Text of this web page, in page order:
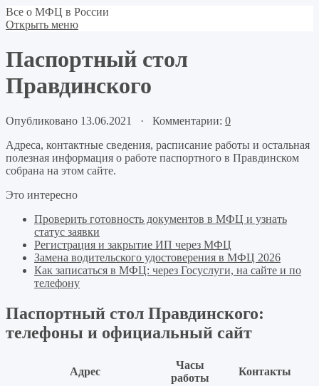
Все о МФЦ в России
Открыть меню
Паспортный стол
Правдинского
Опубликовано 13.06.2021 · Комментарии: 0
Адреса, контактные сведения, расписание работы и остальная
полезная информация о работе паспортного в Правдинском
собрана на этом сайте.
Это интересно
Проверить готовность документов в МФЦ и узнать
статус заявки
Регистрация и закрытие ИП через МФЦ
Замена водительского удостоверения в МФЦ 2026
Как записаться в МФЦ: через Госуслуги, на сайте и по
телефону
Паспортный стол Правдинского:
телефоны и официальный сайт
Адрес
Часы
работы
Контакты